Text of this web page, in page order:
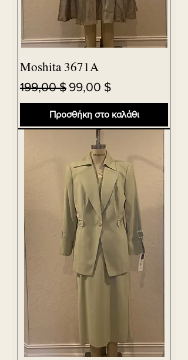
Moshita 3671A
Κανονική τιμή
199,00 $ Τιμή Έκπτωσης
99,00 $
Προσθήκη στο καλάθι